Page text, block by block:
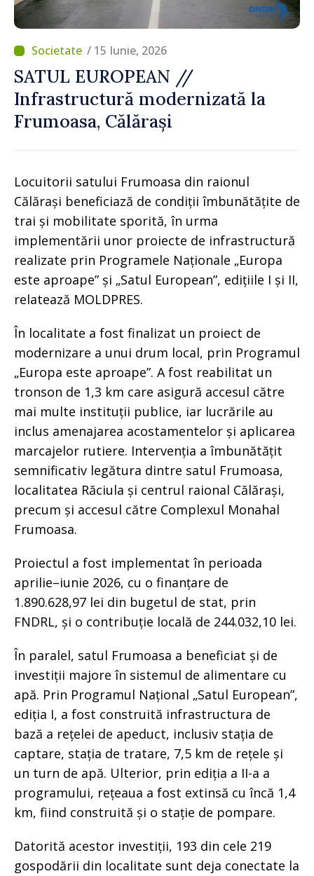
/ 15 Iunie, 2026
SATUL EUROPEAN //
Infrastructură modernizată la
Frumoasa, Călărași
Locuitorii satului Frumoasa din raionul
Călărași beneficiază de condiții îmbunătățite de
trai și mobilitate sporită, în urma
implementării unor proiecte de infrastructură
realizate prin Programele Naționale „Europa
este aproape” și „Satul European”, edițiile I și II,
relatează MOLDPRES.
În localitate a fost finalizat un proiect de
modernizare a unui drum local, prin Programul
„Europa este aproape”. A fost reabilitat un
tronson de 1,3 km care asigură accesul către
mai multe instituții publice, iar lucrările au
inclus amenajarea acostamentelor și aplicarea
marcajelor rutiere. Intervenția a îmbunătățit
semnificativ legătura dintre satul Frumoasa,
localitatea Răciula și centrul raional Călărași,
precum și accesul către Complexul Monahal
Frumoasa.
Proiectul a fost implementat în perioada
aprilie–iunie 2026, cu o finanțare de
1.890.628,97 lei din bugetul de stat, prin
FNDRL, și o contribuție locală de 244.032,10 lei.
În paralel, satul Frumoasa a beneficiat și de
investiții majore în sistemul de alimentare cu
apă. Prin Programul Național „Satul European”,
ediția I, a fost construită infrastructura de
bază a rețelei de apeduct, inclusiv stația de
captare, stația de tratare, 7,5 km de rețele și
un turn de apă. Ulterior, prin ediția a II-a a
programului, rețeaua a fost extinsă cu încă 1,4
km, fiind construită și o stație de pompare.
Datorită acestor investiții, 193 din cele 219
gospodării din localitate sunt deja conectate la